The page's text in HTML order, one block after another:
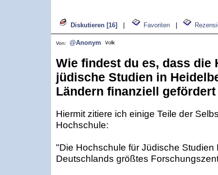
Diskutieren [16] Favoriten
Von: @Anonym
Wie findest du es, dass die
jüdische Studien in
Ländern finanziell
Hiermit zitiere ich einige Teile der
Hochschule:
"Die Hochschule für Jüdische Studien
Deutschlands größtes